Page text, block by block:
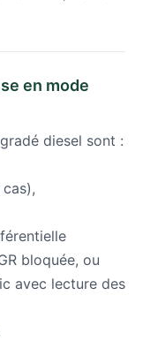
en mode
diesel sont :
bloquée, ou
avec lecture des